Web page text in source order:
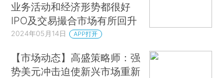
业务活动和经济形势都很好
IPO及交易撮合市场有所回升
2024年05月14日 APP打开
【市场动态】高盛策略师：强
势美元冲击迫使新兴市场重新